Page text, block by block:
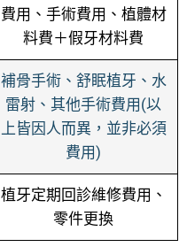
費用、手術費用、植體材
料費＋假牙材料費
補骨手術、舒眠植牙、水
雷射、其他手術費用(以
上皆因人而異，並非必須
費用)
植牙定期回診維修費用、
零件更換